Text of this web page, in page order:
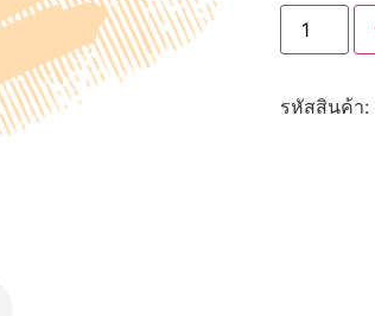
รหัสสินค้า: